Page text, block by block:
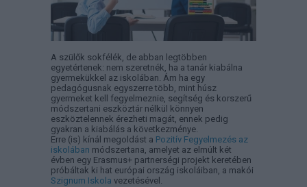
A szülők sokfélék, de abban legtöbben
egyetértenek: nem szeretnék, ha a tanár kiabálna
gyermekükkel az iskolában. Ám ha egy
pedagógusnak egyszerre több, mint húsz
gyermeket kell fegyelmeznie, segítség és korszerű
módszertani eszköztár nélkül könnyen
eszköztelennek érezheti magát, ennek pedig
gyakran a kiabálás a következménye.
Erre (is) kínál megoldást a Pozitív Fegyelmezés az
iskolában módszertana, amelyet az elmúlt két
évben egy Erasmus+ partnerségi projekt keretében
próbáltak ki hat európai ország iskoláiban, a makói
Szignum Iskola vezetésével.